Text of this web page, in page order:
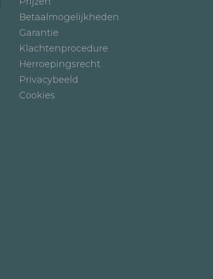
Betaalmogelijkheden
Garantie
Klachtenprocedure
Herroepingsrecht
Privacybeeld
Cookies